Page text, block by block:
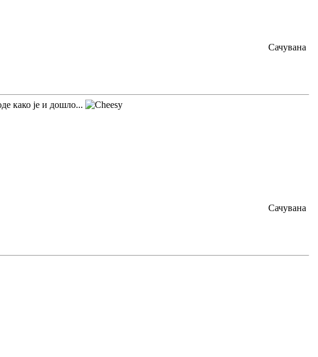
Сачувана
како је и дошло...
Сачувана